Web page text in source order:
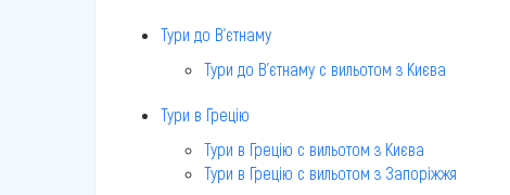
Тури до В'єтнаму
Тури до В'єтнаму c вильотом з Києва
Тури в Грецію
Тури в Грецію c вильотом з Києва
Тури в Грецію c вильотом з Запоріжжя